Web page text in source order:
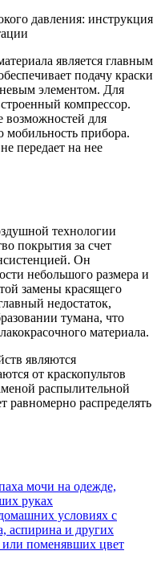
является главным
подачу краски
элементом. Для
компрессор.
возможностей для
прибора.
передает на нее
технологии
покрытия за счет
Он
небольшого размера и
замены красящего
недостаток,
тумана, что
материала.
являются
от краскопультов
распылительной
равномерно распределять
мочи на одежде,
руках
условиях с
аспирина и других
или поменявших цвет